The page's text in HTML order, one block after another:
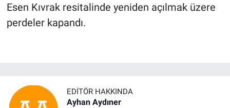
Esen Kıvrak resitalinde yeniden açılmak üzere
perdeler kapandı.
EDITÖR HAKKINDA
Ayhan Aydıner